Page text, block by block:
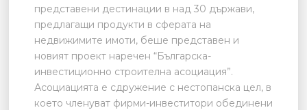
представени дестинации в над 30 държави,
предлагащи продукти в сферата на
недвижимите имоти, беше представен и
новият проект наречен “Българска-
инвестиционно строителна асоциация”.
Асоциацията е сдружение с нестопанска цел, в
което членуват фирми-инвеститори обединени